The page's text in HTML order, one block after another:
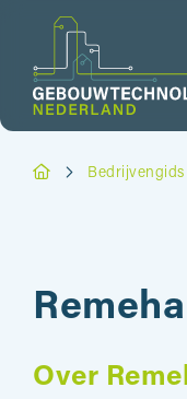
Bedrijvengids
Over